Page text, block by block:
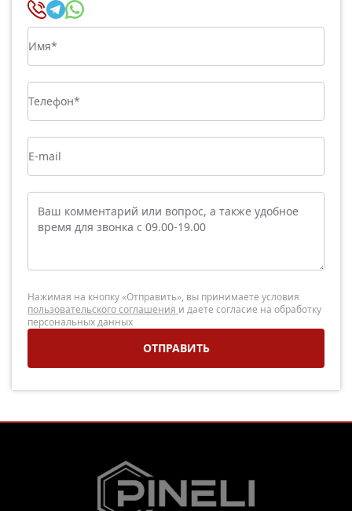
Нажимая на кнопку «Отправить», вы принимаете условия
пользовательского соглашения и даете согласие на обработку
персональных данных